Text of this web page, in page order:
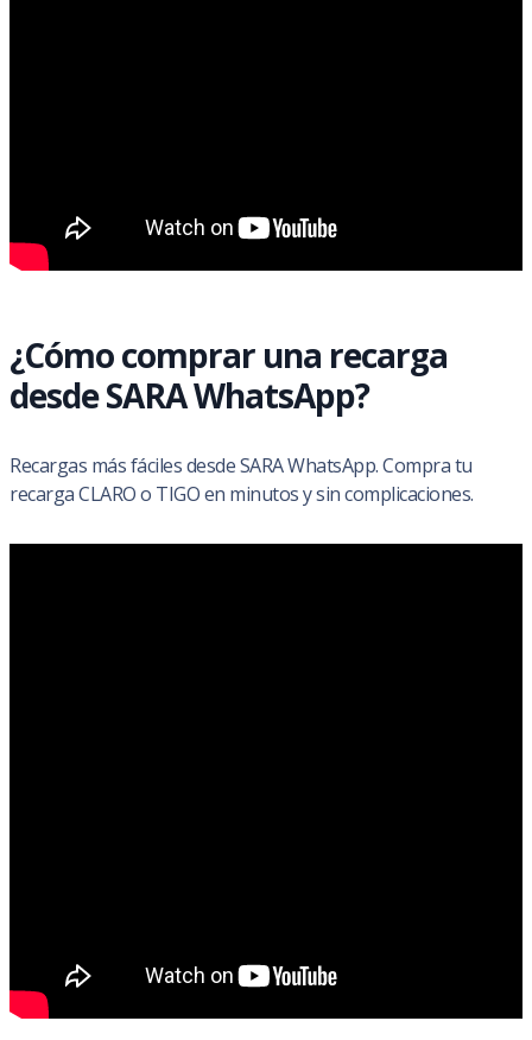
¿Cómo comprar una recarga
desde SARA WhatsApp?
Recargas más fáciles desde SARA WhatsApp. Compra tu
recarga CLARO o TIGO en minutos y sin complicaciones.